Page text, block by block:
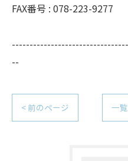
FAX番号 : 078-223-9277
--
< 前のページ 一